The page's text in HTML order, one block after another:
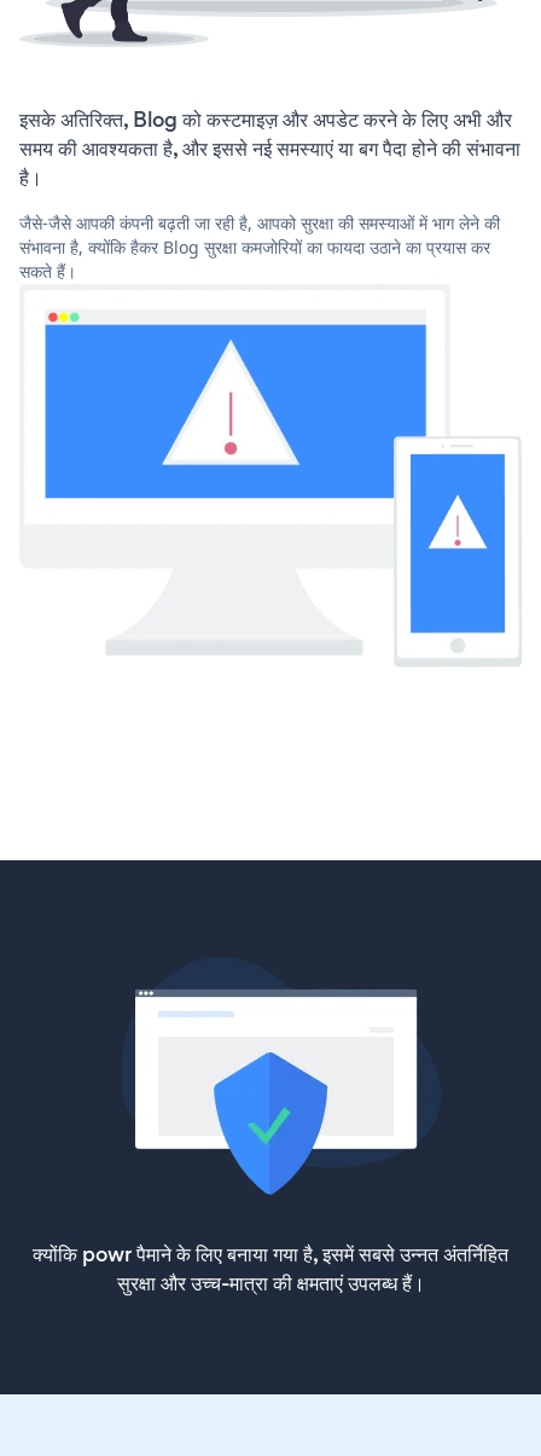
इसके अतिरिक्त, Blog को कस्टमाइज़ और अपडेट करने के लिए अभी और
समय की आवश्यकता है, और इससे नई समस्याएं या बग पैदा होने की संभावना
है।
जैसे-जैसे आपकी कंपनी बढ़ती जा रही है, आपको सुरक्षा की समस्याओं में भाग लेने की
संभावना है, क्योंकि हैकर Blog सुरक्षा कमजोरियों का फायदा उठाने का प्रयास कर
सकते हैं।
क्योंकि powr पैमाने के लिए बनाया गया है, इसमें सबसे उन्नत अंतर्निहित
सुरक्षा और उच्च-मात्रा की क्षमताएं उपलब्ध हैं।